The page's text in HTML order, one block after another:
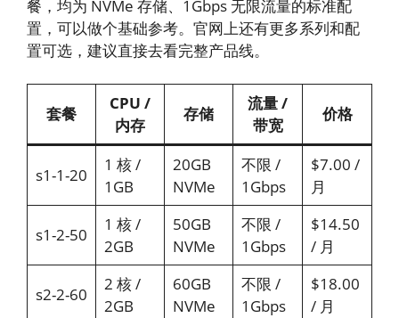
餐，均为 NVMe 存储、1Gbps 无限流量的标准配
置，可以做个基础参考。官网上还有更多系列和配
置可选，建议直接去看完整产品线。
套餐
CPU /
内存
存储
流量 /
带宽
价格
s1-1-20
1 核 /
1GB
20GB
NVMe
不限 /
1Gbps
$7.00 /
月
s1-2-50
1 核 /
2GB
50GB
NVMe
不限 /
1Gbps
$14.50
/ 月
s2-2-60
2 核 /
2GB
60GB
NVMe
不限 /
1Gbps
$18.00
/ 月